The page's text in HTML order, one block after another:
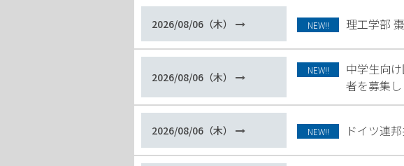
2026/08/06（木） NEW!! 理工学部
2026/08/06（木）
NEW!!
中学生向
者を募集
2026/08/06（木） NEW!! ドイツ連